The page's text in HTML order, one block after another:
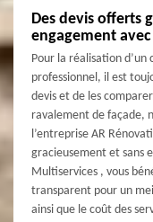
Des devis offerts
engagement
Pour la réalisation d’un
professionnel, il est
devis et de les
ravalement de façade,
l’entreprise AR
gracieusement et sans
Multiservices , vous
transparent pour un
ainsi que le coût des